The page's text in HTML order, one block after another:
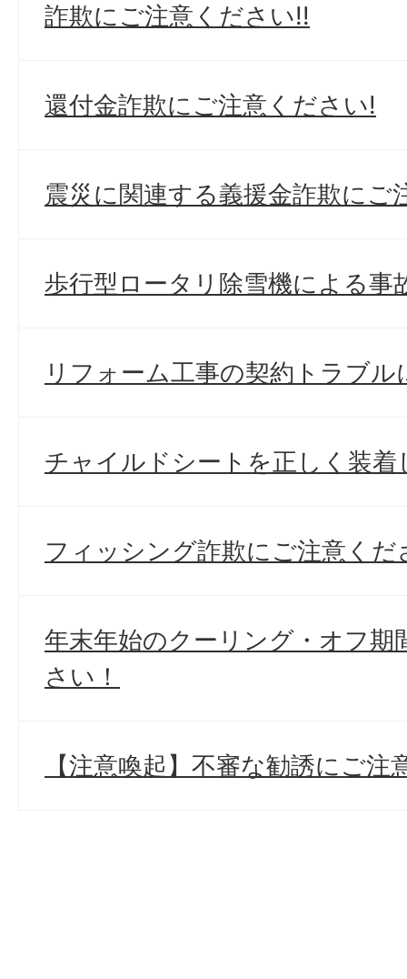
詐欺にご注意ください!!
還付金詐欺にご注意ください!
震災に関連する義援金詐欺にご
歩行型ロータリ除雪機による事
リフォーム工事の契約トラブ
チャイルドシートを正しく装着
フィッシング詐欺にご注意くだ
年末年始のクーリング・オフ期
さい！
【注意喚起】不審な勧誘にご注